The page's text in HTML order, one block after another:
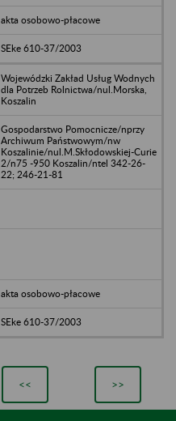
akta osobowo-płacowe
SEke 610-37/2003
Wojewódzki Zakład Usług Wodnych
dla Potrzeb Rolnictwa/nul.Morska,
Koszalin
Gospodarstwo Pomocnicze/nprzy
Archiwum Państwowym/nw
Koszalinie/nul.M.Skłodowskiej-Curie
2/n75 -950 Koszalin/ntel 342-26-
22; 246-21-81
akta osobowo-płacowe
SEke 610-37/2003
<< >>